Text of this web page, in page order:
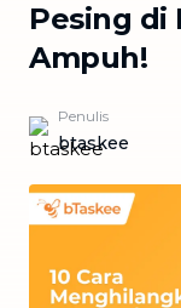
Pesing di
Ampuh!
Penulis
btaskee